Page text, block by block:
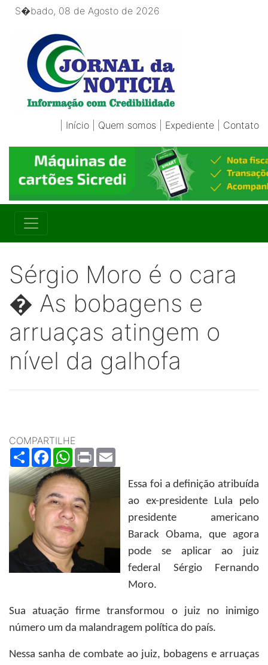
S�bado, 08 de Agosto de 2026
Início Quem somos Expediente Contato
Sérgio Moro é o cara
� As bobagens e
arruaças atingem o
nível da galhofa
COMPARTILHE
ShareFacebookWhatsApp
Print
Essa foi a definição atribuída
ao ex-presidente Lula pelo
presidente americano
Barack Obama, que agora
pode se aplicar ao juiz
federal Sérgio Fernando
Moro.
Sua atuação firme transformou o juiz no inimigo
número um da malandragem política do país.
Nessa sanha de combate ao juiz, bobagens e arruaças